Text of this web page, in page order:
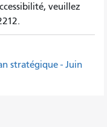
veuillez
stratégique - Juin